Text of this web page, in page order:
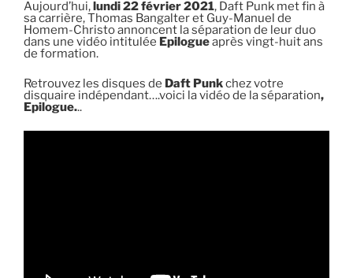
Aujourd’hui,lundi 22 février 2021, Daft Punk met fin à
sa carrière, Thomas Bangalter et Guy-Manuel de
Homem-Christo annoncent la séparation de leur duo
dans une vidéo intitulée Epilogueaprès vingt-huit ans
de formation.
Retrouvez les disques de Daft Punkchez votre
disquaire indépendant….voici la vidéo de la séparation,
Epilogue...